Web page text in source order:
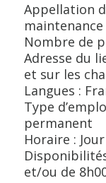
Appellation
maintenance
Nombre de
Adresse du
et sur les
Langues :
Type
permanent
Horaire :
et/ou de